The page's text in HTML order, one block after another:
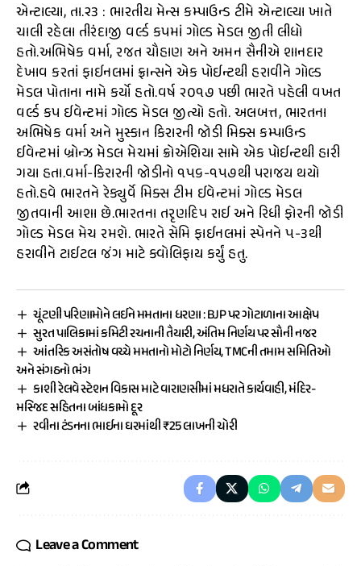
એન્ટાલ્યા, તા.૨૩ : ભારતીય મેન્સ કમ્પાઉન્ડ ટીમે એન્ટાલ્યા ખાતે
ચાલી રહેલા તીરંદાજી વર્લ્ડ કપમાં ગોલ્ડ મેડલ જીતી લીધો
હતો.અભિષેક વર્મા, રજત ચૌહાણ અને અમન સૈનીએ શાનદાર
દેખાવ કરતાં ફાઈનલમાં ફ્રાન્સને એક પોઈન્ટથી હરાવીને ગોલ્ડ
મેડલ પોતાના નામે કર્યો હતો.વર્ષ ૨૦૧૭ પછી ભારતે પહેલી વખત
વર્લ્ડ કપ ઈવેન્ટમાં ગોલ્ડ મેડલ જીત્યો હતો. અલબત્ત, ભારતના
અભિષેક વર્મા અને મુસ્કાન કિરારની જોડી મિક્સ કમ્પાઉન્ડ
ઈવેન્ટમાં બ્રોન્ઝ મેડલ મેચમાં ક્રોએશિયા સામે એક પોઈન્ટથી હારી
ગયા હતા.વર્મા-કિરારની જોડીનો ૧૫૬-૧૫૭થી પરાજય થયો
હતો.હવે ભારતને રેક્યુર્વે મિક્સ ટીમ ઈવેન્ટમાં ગોલ્ડ મેડલ
જીતવાની આશા છે.ભારતના તરૃણદિપ રાઈ અને રિધી ફોરની જોડી
ગોલ્ડ મેડલ મેચ રમશે. ભારતે સેમિ ફાઈનલમાં સ્પેનને ૫-૩થી
હરાવીને ટાઈટલ જંગ માટે ક્વોલિફાય કર્યું હતુ.
ચૂંટણી પરિણામોને લઈને મમતાના ધરણા : BJP પર ગોટાળાના આક્ષેપ
સુરત પાલિકામાં કમિટી રચનાની તૈયારી, અંતિમ નિર્ણય પર સૌની નજર
આંતરિક અસંતોષ વચ્ચે મમતાનો મોટો નિર્ણય, TMCની તમામ સમિતિઓ
અને સંગઠનો ભંગ
કાશી રેલવે સ્ટેશન વિકાસ માટે વારાણસીમાં મધરાતે કાર્યવાહી, મંદિર-
મસ્જિદ સહિતના બાંધકામો દૂર
રવીના ટંડનના ભાઈના ઘરમાંથી ₹25 લાખની ચોરી
Leave a Comment